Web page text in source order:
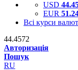
USD
EUR
Всі курси валют
44.4572
Авторизація
Пошук
RU